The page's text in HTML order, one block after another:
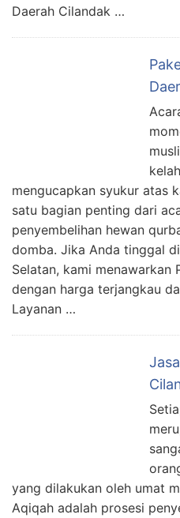
Daerah Cilandak …
mengucapkan syukur atas
satu bagian penting dari
penyembelihan hewan
domba. Jika Anda tinggal
Selatan, kami menawarkan
dengan harga terjangkau
Layanan …
yang dilakukan oleh umat
Aqiqah adalah prosesi